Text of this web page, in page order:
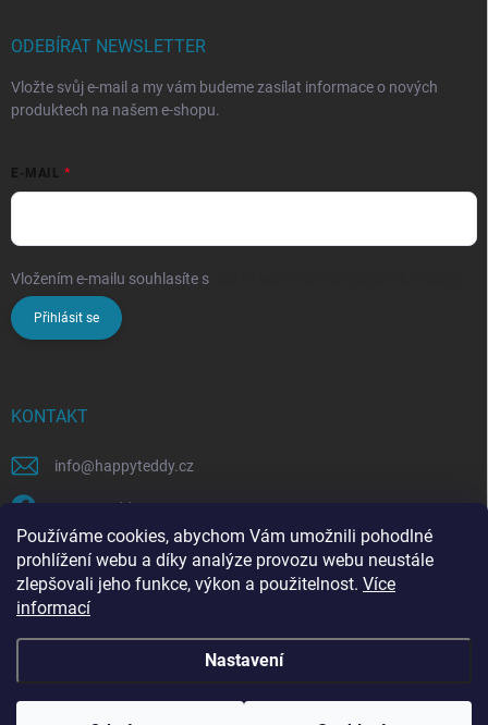
Používáme cookies, abychom Vám umožnili pohodlné
prohlížení webu a díky analýze provozu webu neustále
zlepšovali jeho funkce, výkon a použitelnost. Více
informací
Nastavení
ODEBÍRAT NEWSLETTER
Vložte svůj e-mail a my vám budeme zasílat informace o nových
produktech na našem e-shopu.
E-MAIL
Vložením e-mailu souhlasíte s
Přihlásit se
KONTAKT
info@happyteddy.cz
HappyTeddy
happyteddy.cz
Copyright 2026 . Všechna práva vyhrazena.